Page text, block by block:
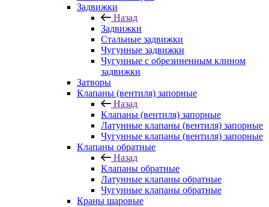
Задвижки
Назад
Задвижки
Стальные задвижки
Чугунные задвижки
Чугунные с обрезиненным клином
задвижки
Затворы
Клапаны (вентиля) запорные
Назад
Клапаны (вентиля) запорные
Латунные клапаны (вентиля) запорные
Чугунные клапаны (вентиля) запорные
Клапаны обратные
Назад
Клапаны обратные
Латунные клапаны обратные
Чугунные клапаны обратные
Краны шаровые